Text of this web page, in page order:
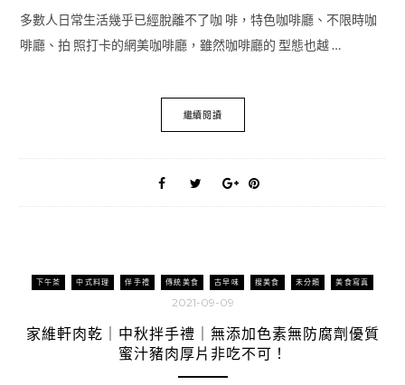
多數人日常生活幾乎已經脫離不了咖 啡，特色咖啡廳、不限時咖
啡廳、拍 照打卡的網美咖啡廳，雖然咖啡廳的 型態也越 …
繼續閱讀
下午茶 中式料理 伴手禮 傳統美食 古早味 搜美食 未分類 美食寫真
2021-09-09
家維軒肉乾｜中秋拌手禮｜無添加色素無防腐劑優質
蜜汁豬肉厚片非吃不可！